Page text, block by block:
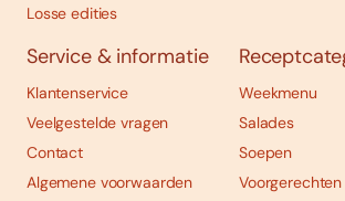
Losse edities
Service & informatie
Klantenservice
Veelgestelde vragen
Contact
Algemene voorwaarden
Weekmenu
Salades
Soepen
Voorgerechten